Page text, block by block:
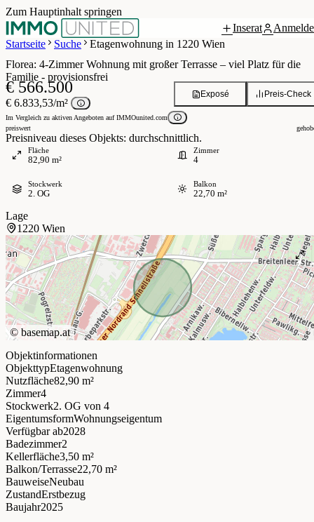
Zum Hauptinhalt springen
Inserat
Startseite
Suche Etagenwohnung in 1220 Wien
/ 12Grundriss
Florea: 4-Zimmer Wohnung mit großer Terrasse – viel Platz für die
Familie - provisionsfrei
€ 566.500
€ 6.833,53/m²
Im Vergleich zu aktiven Angeboten auf IMMOunited.com
preiswert
Preisniveau dieses Objekts: durchschnittlich.
Preis-Check
Exposé
Fläche
82,90 m²
Zimmer
4
Stockwerk
2. OG
Balkon
22,70 m²
Lage
1220 Wien
© basemap.at
Objektinformationen
ObjekttypEtagenwohnung
Nutzfläche82,90 m²
Zimmer4
Stockwerk2. OG von 4
EigentumsformWohnungseigentum
Verfügbar ab2028
Badezimmer2
Kellerfläche3,50 m²
Balkon/Terrasse22,70 m²
BauweiseNeubau
ZustandErstbezug
Baujahr2025